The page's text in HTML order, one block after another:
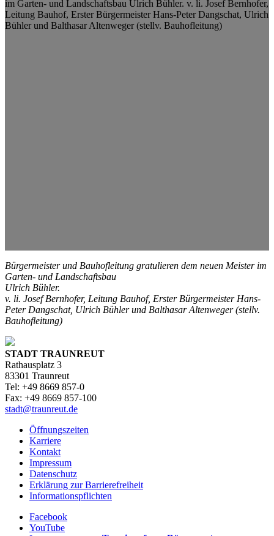
Bürgermeister und Bauhofleitung gratulieren dem neuen Meister im
Garten- und Landschaftsbau
Ulrich Bühler.
v. li. Josef Bernhofer, Leitung Bauhof, Erster Bürgermeister Hans-
Peter Dangschat, Ulrich Bühler und Balthasar Altenweger (stellv.
Bauhofleitung)
STADT TRAUNREUT
Rathausplatz 3
83301 Traunreut
Tel: +49 8669 857-0
Fax: +49 8669 857-100
stadt@traunreut.de
Öffnungszeiten
Karriere
Kontakt
Impressum
Datenschutz
Erklärung zur Barrierefreiheit
Informationspflichten
Facebook
YouTube